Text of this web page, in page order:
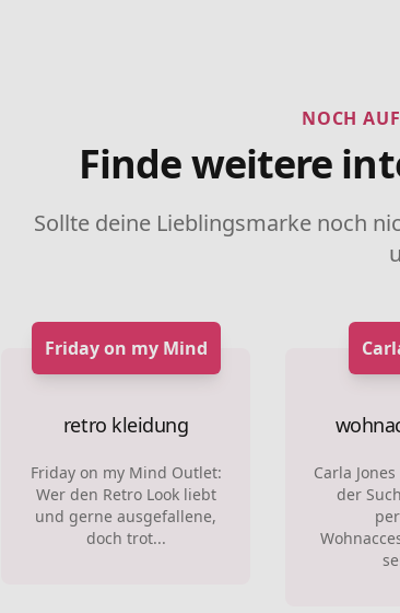
NOCH
Finde weitere
Sollte deine Lieblingsmarke noch
Friday on my Mind
retro kleidung
Friday on my Mind Outlet:
Wer den Retro Look liebt
und gerne ausgefallene,
doch trot...
Carla
der